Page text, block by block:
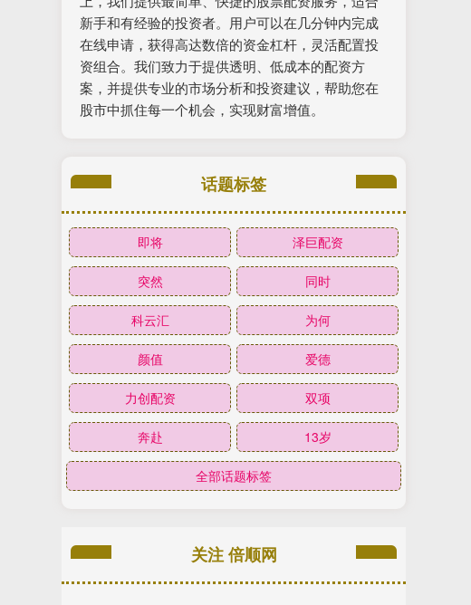
新手和有经验的投资者。用户可以在几分钟内完成
在线申请，获得高达数倍的资金杠杆，灵活配置投
资组合。我们致力于提供透明、低成本的配资方
案，并提供专业的市场分析和投资建议，帮助您在
股市中抓住每一个机会，实现财富增值。
话题标签
即将 泽巨配资
突然 同时
科云汇 为何
颜值 爱德
力创配资 双项
奔赴 13岁
全部话题标签
关注 倍顺网